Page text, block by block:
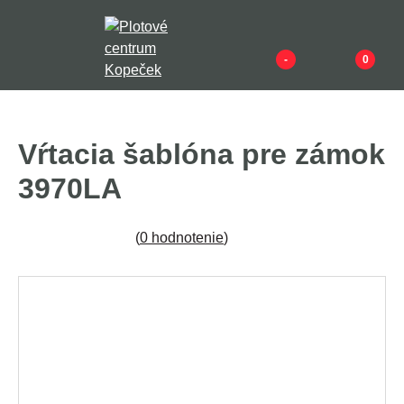
- 0
Vŕtacia šablóna pre zámok
3970LA
(0 hodnotenie)